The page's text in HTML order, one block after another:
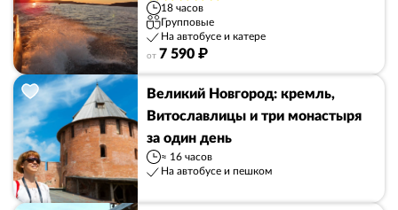
18 часов
Групповые
На автобусе и катере
от 7 590 ₽
Великий Новгород: кремль,
Витославлицы и три монастыря
за один день
≈ 16 часов
На автобусе и пешком